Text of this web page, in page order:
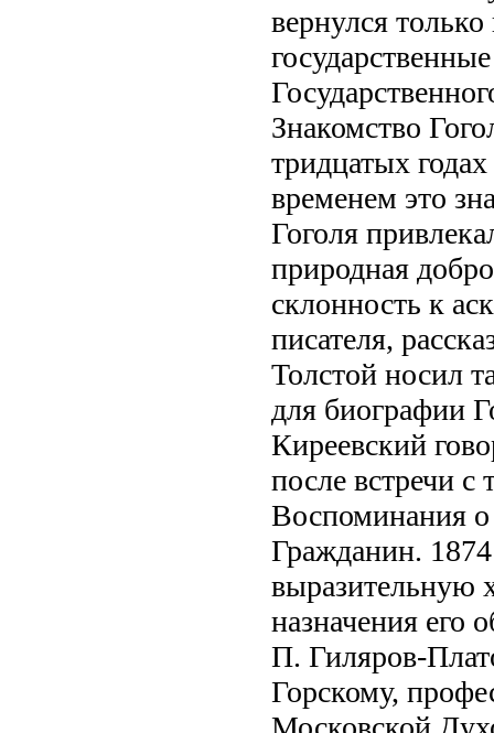
вернулся
Знакомство
тридцатых
временем это
Гоголя
природная
склонность к
писателя,
Толстой носил
для биографии
Киреевский
после встречи
Воспоминания о
Гражданин.
выразительную
назначения его
П. Гиляров-
Горскому,